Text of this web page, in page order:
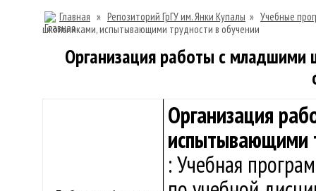
Главная » Репозиторий ГрГУ им. Янки Купалы » Учебные
школьниками, испытывающими трудности в обучении
Организация работы с
Организация
испытывающими
: Учебная